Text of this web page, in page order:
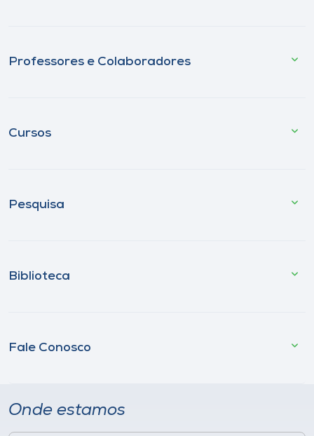
Professores e Colaboradores
Cursos
Pesquisa
Biblioteca
Fale Conosco
Onde estamos